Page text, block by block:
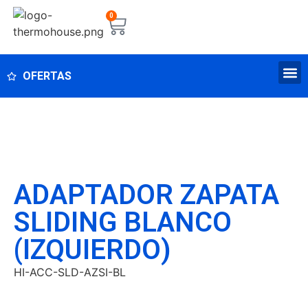
0
OFERTAS
ADAPTADOR ZAPATA
SLIDING BLANCO
(IZQUIERDO)
HI-ACC-SLD-AZSI-BL